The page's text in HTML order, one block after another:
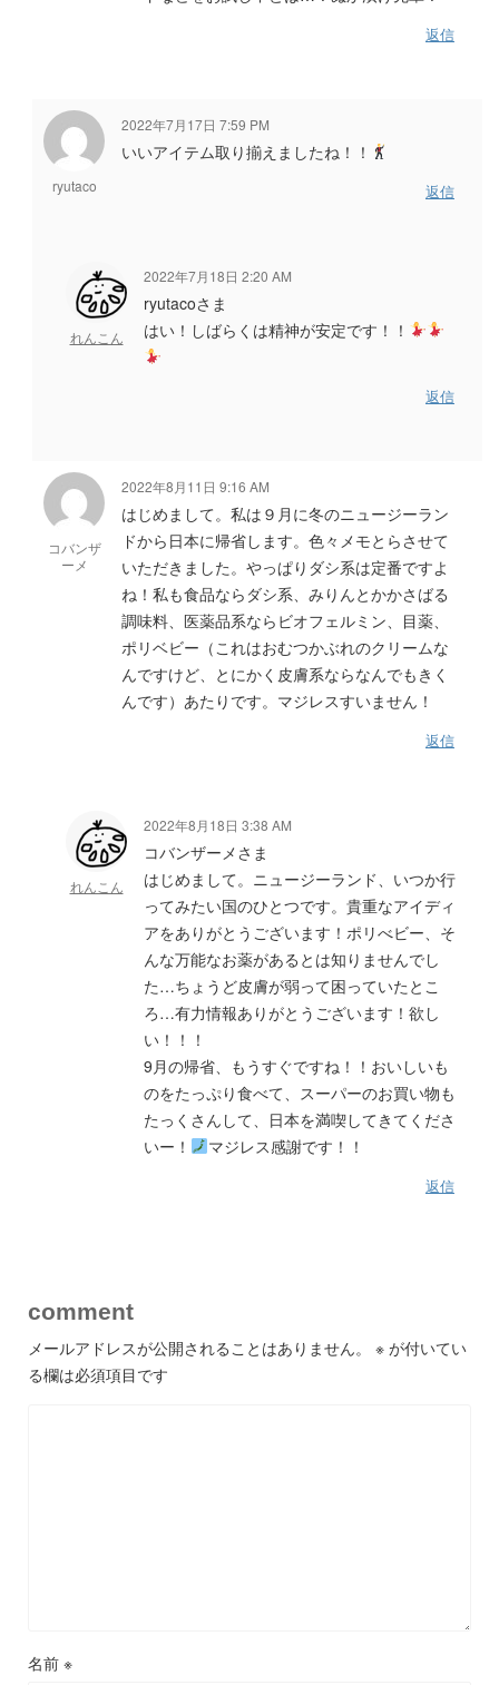
返信
ryutaco
2022年7月17日 7:59 PM
いいアイテム取り揃えましたね！！
返信
れんこん
2022年7月18日 2:20 AM
ryutacoさま
はい！しばらくは精神が安定です！！
返信
コバンザ
ーメ
2022年8月11日 9:16 AM
はじめまして。私は９月に冬のニュージーラン
ドから日本に帰省します。色々メモとらさせて
いただきました。やっぱりダシ系は定番ですよ
ね！私も食品ならダシ系、みりんとかかさばる
調味料、医薬品系ならビオフェルミン、目薬、
ポリベビー（これはおむつかぶれのクリームな
んですけど、とにかく皮膚系ならなんでもきく
んです）あたりです。マジレスすいません！
返信
れんこん
2022年8月18日 3:38 AM
コバンザーメさま
はじめまして。ニュージーランド、いつか行
ってみたい国のひとつです。貴重なアイディ
アをありがとうございます！ポリべビー、そ
んな万能なお薬があるとは知りませんでし
た…ちょうど皮膚が弱って困っていたとこ
ろ…有力情報ありがとうございます！欲し
い！！！
9月の帰省、もうすぐですね！！おいしいも
のをたっぷり食べて、スーパーのお買い物も
たっくさんして、日本を満喫してきてくださ
いー！
マジレス感謝です！！
返信
comment
メールアドレスが公開されることはありません。 ※ が付いてい
る欄は必須項目です
名前 ※